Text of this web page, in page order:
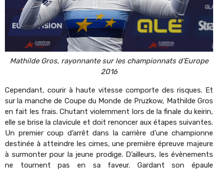
Mathilde Gros, rayonnante sur les championnats d’Europe
2016
Cependant, courir à haute vitesse comporte des risques. Et
sur la manche de Coupe du Monde de Pruzkow, Mathilde Gros
en fait les frais. Chutant violemment lors de la finale du keirin,
elle se brise la clavicule et doit renoncer aux étapes suivantes.
Un premier coup d’arrêt dans la carrière d’une championne
destinée à atteindre les cimes, une première épreuve majeure
à surmonter pour la jeune prodige. D’ailleurs, les évènements
ne tournent pas en sa faveur. Gardant son épaule